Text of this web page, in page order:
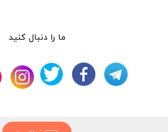
ما را دنبال کنید